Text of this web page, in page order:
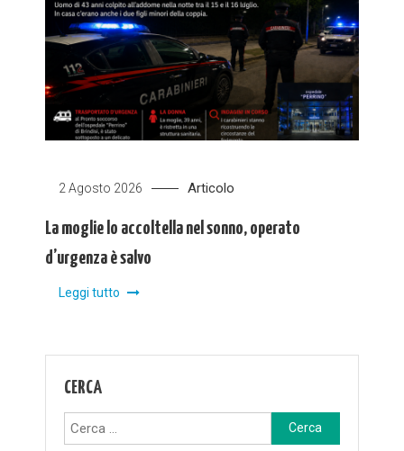
2 Agosto 2026 Articolo
La moglie lo accoltella nel sonno, operato
d’urgenza è salvo
Leggi tutto
CERCA
Ricerca
per: